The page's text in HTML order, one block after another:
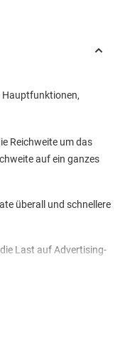
Hauptfunktionen,
Reichweite um das
auf ein ganzes
überall und schnellere
Last auf Advertising-